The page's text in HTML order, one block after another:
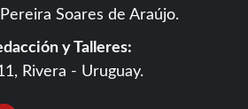
Soares de Araújo.
y Talleres:
Rivera - Uruguay.